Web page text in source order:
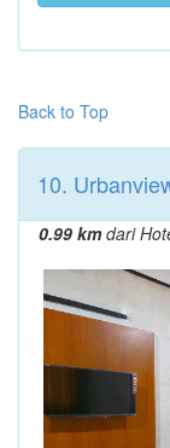
Back to Top
10.
0.99 kmdari